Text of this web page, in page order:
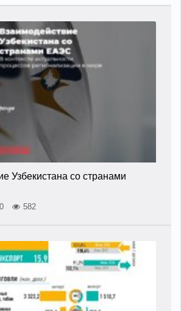
Узбекистана со странами
582